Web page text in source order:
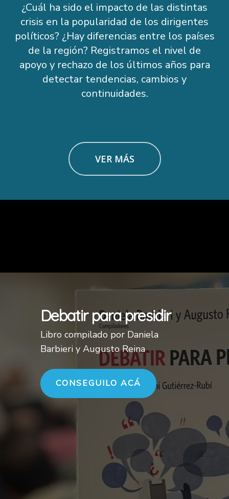
¿Cuál ha sido el impacto de las distintas
crisis en la popularidad de los dirigentes
políticos? ¿Hay diferencias entre los países
de la región? Registramos el nivel de
apoyo y rechazo de los últimos años para
detectar tendencias, cambios y
continuidades.
VER MÁS
Debatir para presidir
Libro compilado por Daniela
Barbieri y Augusto Reina
CONSEGUILO ACÁ